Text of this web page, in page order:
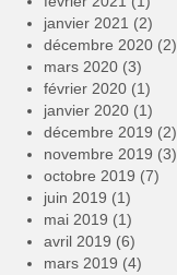
janvier 2021 (2)
décembre 2020 (2)
mars 2020 (3)
février 2020 (1)
janvier 2020 (1)
décembre 2019 (2)
novembre 2019 (3)
octobre 2019 (7)
juin 2019 (1)
mai 2019 (1)
avril 2019 (6)
mars 2019 (4)